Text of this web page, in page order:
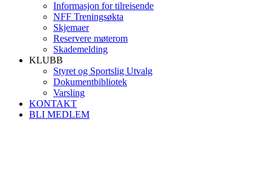
Informasjon for tilreisende
NFF Treningsøkta
Skjemaer
Reservere møterom
Skademelding
KLUBB
Styret og Sportslig Utvalg
Dokumentbibliotek
Varsling
KONTAKT
BLI MEDLEM